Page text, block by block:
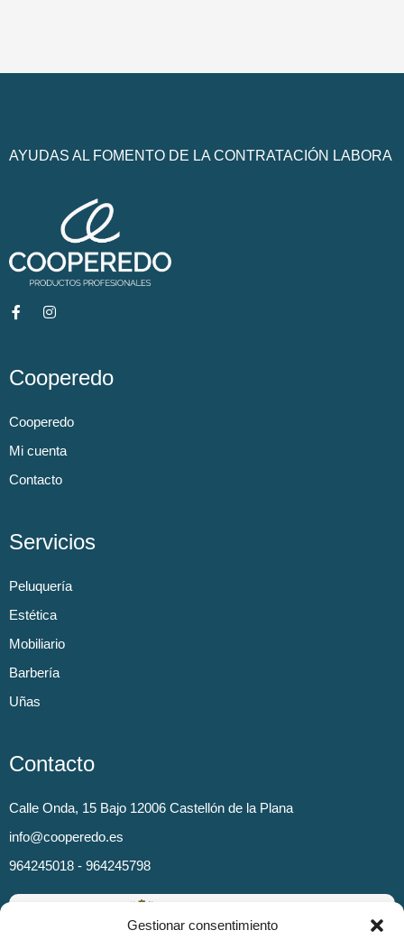
Gestionar consentimiento
AYUDAS AL FOMENTO DE LA CONTRATACIÓN LABORA
Cooperedo
Cooperedo
Mi cuenta
Contacto
Servicios
Peluquería
Estética
Mobiliario
Barbería
Uñas
Contacto
Calle Onda, 15 Bajo 12006 Castellón de la Plana
info@cooperedo.es
964245018 - 964245798